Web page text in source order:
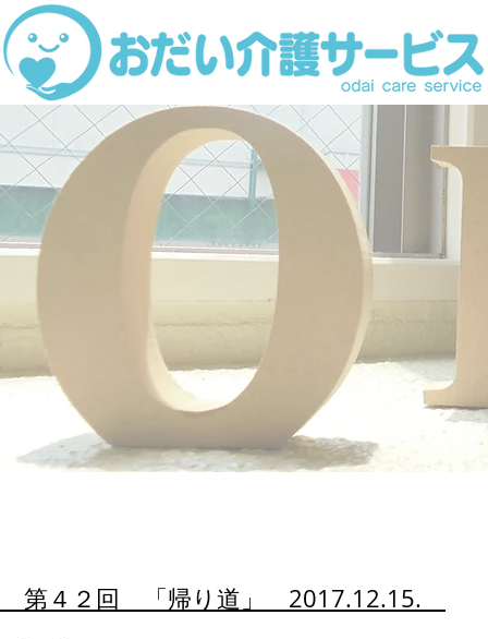
第４２回 「帰り道」 2017.12.15.